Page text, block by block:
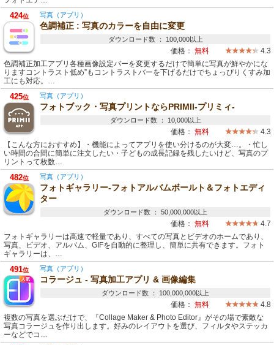
424位 写真（アプリ）
色調補正 : 写真のカラーを自由に変更
ダウンロード数 ： 100,000以上
価格： 無料
4.3
色調補正加工アプリ各種画像設定バーを変更するだけで簡単に写真が鮮やかにな
りますコントラスト低め”もコントラストバーを下げるだけでちょっぴりくすみ加
工にも対応。…
425位 写真（アプリ）
フォトブック・写真プリントならPRIMII-プリミィ-
ダウンロード数 ： 10,000以上
価格： 無料
4.3
【こんな方におすすめ】・機能によってアプリを使い分けるのが大変…。・忙し
い時間の合間に簡単に注文したい・子どもの成長記録を残したいけど、写真のプ
リントって枚数…
482位 写真（アプリ）
フォトギャラリー-フォトアルバムボールト＆フォトエディ
ター
ダウンロード数 ： 50,000,000以上
価格： 無料
4.7
フォトギャラリーは高速で軽量であり、すべての写真とビデオのホームであり、
写真、ビデオ、アルバム、GIFを自動的に整理し、簡単に共有できます。フォト
ギャラリーは、…
491位 写真（アプリ）
コラージュ - 写真加工アプリ & 画像編集
ダウンロード数 ： 100,000,000以上
価格： 無料
4.8
複数の写真を選ぶだけで、『Collage Maker & Photo Editor』がその場で素敵な
写真コラージュを作り出します。好みのレイアウトを選び、フィルタやステッカ
ーなどでコ…